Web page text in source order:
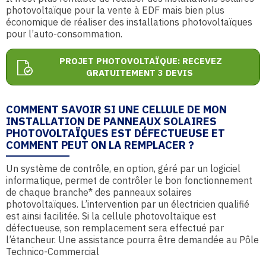
photovoltaïque pour la vente à EDF mais bien plus
économique de réaliser des installations photovoltaïques
pour l’auto-consommation.
PROJET PHOTOVOLTAÏQUE: RECEVEZ
GRATUITEMENT 3 DEVIS
COMMENT SAVOIR SI UNE CELLULE DE MON
INSTALLATION DE PANNEAUX SOLAIRES
PHOTOVOLTAÏQUES EST DÉFECTUEUSE ET
COMMENT PEUT ON LA REMPLACER ?
Un système de contrôle, en option, géré par un logiciel
informatique, permet de contrôler le bon fonctionnement
de chaque branche* des panneaux solaires
photovoltaïques. L’intervention par un électricien qualifié
est ainsi facilitée. Si la cellule photovoltaïque est
défectueuse, son remplacement sera effectué par
l’étancheur. Une assistance pourra être demandée au Pôle
Technico-Commercial